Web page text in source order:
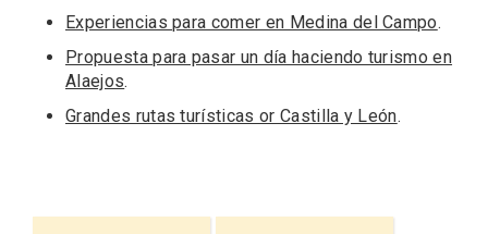
Experiencias para comer en Medina del Campo.
Propuesta para pasar un día haciendo turismo en
Alaejos.
Grandes rutas turísticas or Castilla y León.
Porrón de Citas de 2026 en Moradillo de